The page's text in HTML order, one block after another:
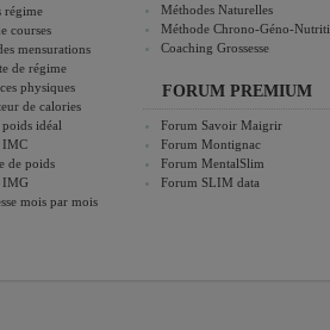
régime
courses
mensurations
de régime
physiques
de calories
idéal
IMC
de poids
IMG
mois par mois
Méthodes Naturelles
Méthode Chrono-Géno-
Coaching Grossesse
FORUM PREMIUM
Forum Savoir Maigrir
Forum Montignac
Forum MentalSlim
Forum SLIM data